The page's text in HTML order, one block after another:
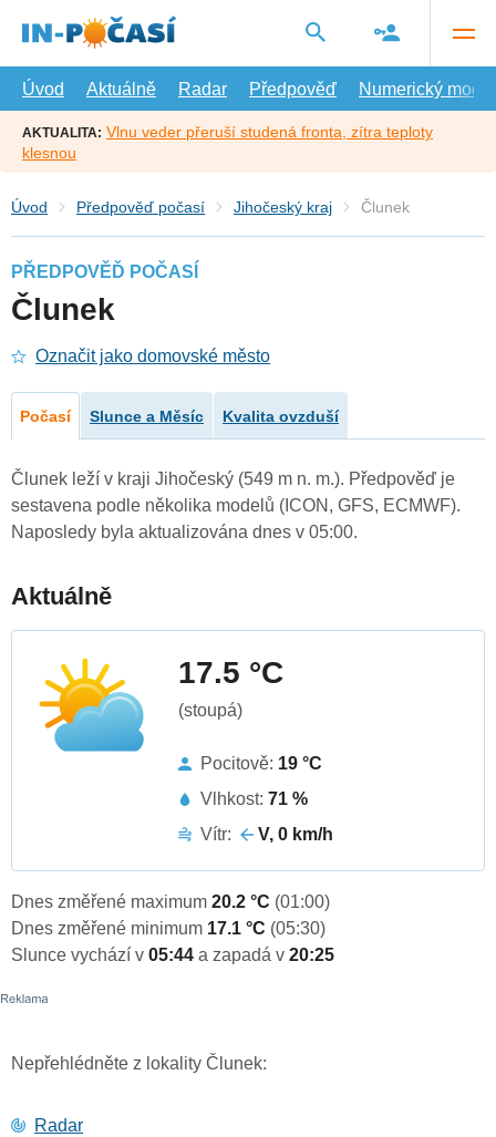
hlavní
Úvod
Aktuálně Radar Předpověď Numerický model
AKTUALITA: Vlnu veder přeruší studená fronta, zítra teploty
klesnou
Úvod Předpověď počasí Jihočeský kraj Člunek
PŘEDPOVĚĎ POČASÍ
Člunek
Označit jako domovské město
Počasí Slunce a Měsíc Kvalita ovzduší
Člunek leží v kraji Jihočeský (549 m n. m.). Předpověď je
sestavena podle několika modelů (ICON, GFS, ECMWF).
Naposledy byla aktualizována dnes v 05:00.
Aktuálně
17.5 °C
(stoupá)
Pocitově: 19 °C
Vlhkost: 71 %
Vítr:
V, 0 km/h
Dnes změřené maximum 20.2 °C (01:00)
Dnes změřené minimum 17.1 °C (05:30)
Slunce vychází v 05:44 a zapadá v 20:25
Nepřehlédněte z lokality Člunek:
Radar